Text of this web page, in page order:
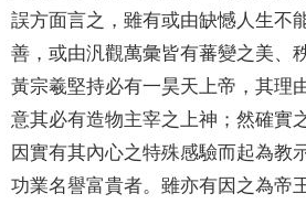
誤方面言之 ，雖有或由缺憾人生不
善 ，或由汎觀萬彙皆有蕃變之美、
黃宗羲堅持必有一昊天上帝 ，其理
意其必有造物主宰之上神 ；然確實
因實有其內心之特殊感驗而起為教
功業名譽富貴者。雖亦有因之為帝